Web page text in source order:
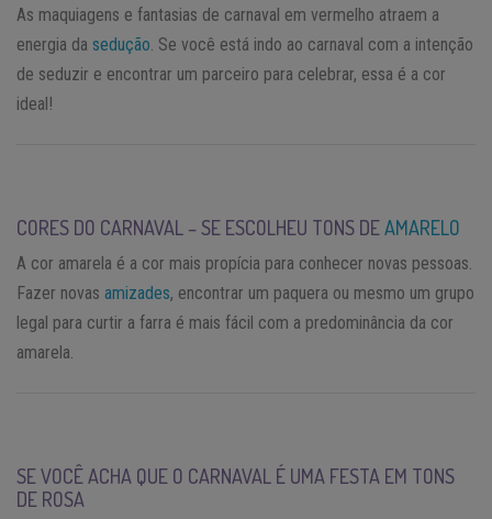
As maquiagens e fantasias de carnaval em vermelho atraem a
energia da sedução . Se você está indo ao carnaval com a intenção
de seduzir e encontrar um parceiro para celebrar, essa é a cor
ideal!
CORES DO CARNAVAL – SE ESCOLHEU TONS DEAMARELO
A cor amarela é a cor mais propícia para conhecer novas pessoas.
Fazer novas amizades, encontrar um paquera ou mesmo um grupo
legal para curtir a farra é mais fácil com a predominância da cor
amarela.
SE VOCÊ ACHA QUE O CARNAVAL É UMA FESTA EM TONS
DE ROSA